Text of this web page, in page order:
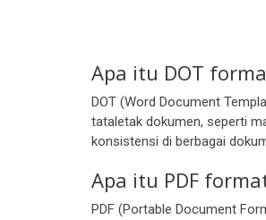
Apa itu DOT
DOT (Word Document
tataletak dokumen, seperti
konsistensi di berbagai
Apa itu PDF
PDF (Portable Document